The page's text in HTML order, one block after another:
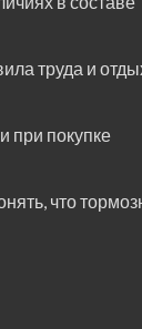
труда и
при покупке
что